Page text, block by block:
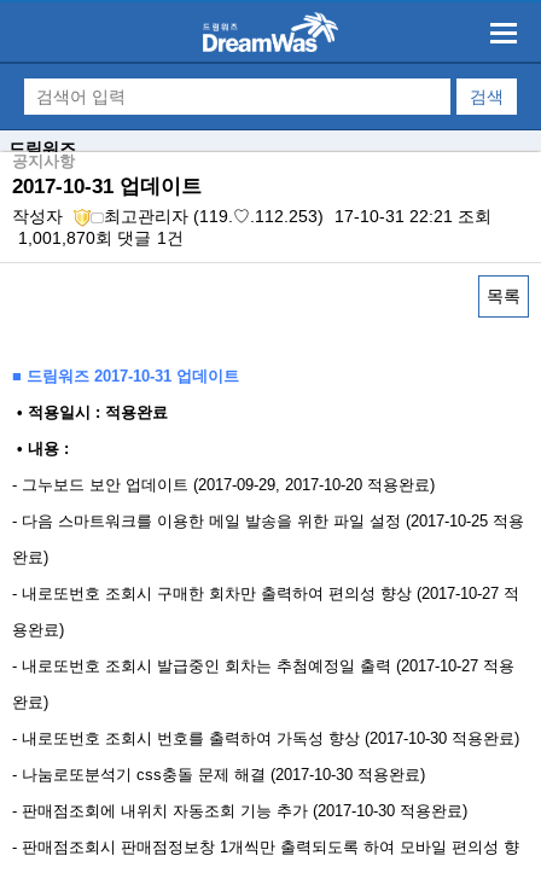
드림워즈
공지사항
2017-10-31 업데이트
작성자 최고관리자 (119.♡.112.253) 17-10-31 22:21 조회
1,001,870회 댓글 1건
목록
■ 드림워즈 2017-10-31 업데이트
​ • 적용일시 : 적용완료
• 내용 : ​
- 그누보드 보안 업데이트 (2017-09-29, 2017-10-20 적용완료)
- 다음 스마트워크를 이용한 메일 발송을 위한 파일 설정 (2017-10-25 적용
완료)
- 내로또번호 조회시 구매한 회차만 출력하여 편의성 향상 (2017-10-27 적
용완료)
- 내로또번호 조회시 발급중인 회차는 추첨예정일 출력 (2017-10-27 적용
완료)
- 내로또번호 조회시 번호를 출력하여 가독성 향상 (2017-10-30 적용완료)
- 나눔로또분석기 css충돌 문제 해결 (2017-10-30 적용완료)
- 판매점조회에 내위치 자동조회 기능 추가 (2017-10-30 적용완료)
- 판매점조회시 판매점정보창 1개씩만 출력되도록 하여 모바일 편의성 향